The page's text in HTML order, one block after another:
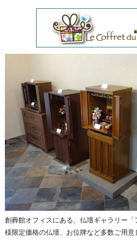
創葬館オフィスにある、仏壇ギャラリー「
様限定価格の仏壇、お位牌など多数ご用